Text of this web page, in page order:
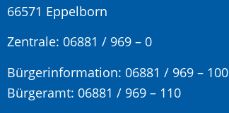
66571 Eppelborn
Zentrale: 06881 / 969 – 0
Bürgerinformation: 06881 / 969 – 100
Bürgeramt: 06881 / 969 – 110